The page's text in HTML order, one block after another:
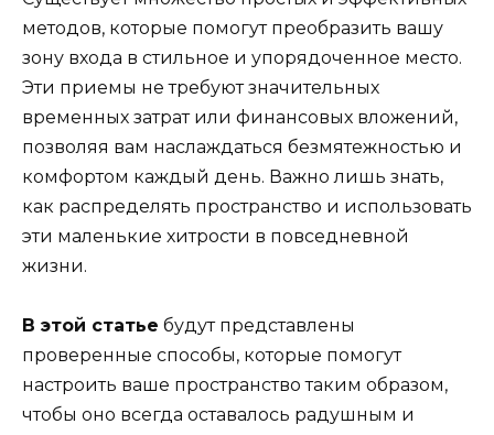
методов, которые помогут преобразить вашу
зону входа в стильное и упорядоченное место.
Эти приемы не требуют значительных
временных затрат или финансовых вложений,
позволяя вам наслаждаться безмятежностью и
комфортом каждый день. Важно лишь знать,
как распределять пространство и использовать
эти маленькие хитрости в повседневной
жизни.
В этой статье будут представлены
проверенные способы, которые помогут
настроить ваше пространство таким образом,
чтобы оно всегда оставалось радушным и